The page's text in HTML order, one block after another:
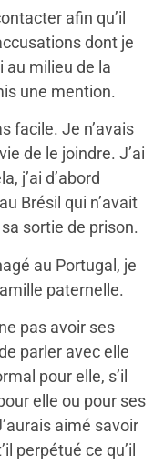
afin qu’il
dont je
au milieu de la
une mention.
facile. Je n’avais
de le joindre. J’ai
j’ai d’abord
Brésil qui n’avait
sortie de prison.
au Portugal, je
paternelle.
pas avoir ses
parler avec elle
pour elle, s’il
elle ou pour ses
aimé savoir
perpétué ce qu’il